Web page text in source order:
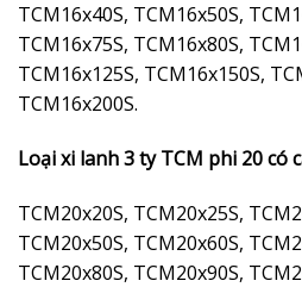
TCM16x40S, TCM16x50S,
TCM16x75S, TCM16x80S,
TCM16x125S, TCM16x150S,
TCM16x200S.
Loại xi lanh 3 ty TCM phi 20 có
TCM20x20S, TCM20x25S,
TCM20x50S, TCM20x60S,
TCM20x80S, TCM20x90S,